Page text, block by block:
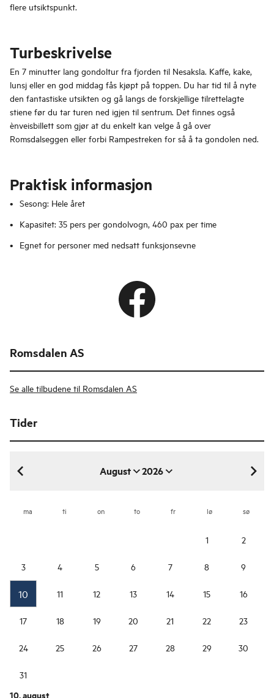
flere utsiktspunkt.
Turbeskrivelse
En 7 minutter lang gondoltur fra fjorden til Nesaksla. Kaffe, kake,
lunsj eller en god middag fås kjøpt på toppen. Du har tid til å nyte
den fantastiske utsikten og gå langs de forskjellige tilrettelagte
stiene før du tar turen ned igjen til sentrum. Det finnes også
ènveisbillett som gjør at du enkelt kan velge å gå over
Romsdalseggen eller forbi Rampestreken for så å ta gondolen ned.
Praktisk informasjon
Sesong: Hele året
Kapasitet: 35 pers per gondolvogn, 460 pax per time
Egnet for personer med nedsatt funksjonsevne
Romsdalen AS
Se alle tilbudene til Romsdalen AS
Tider
August 2026
august 2026
ma ti on to fr lø sø
1 2
3 4 5 6 7 8 9
10 11 12 13 14 15 16
17 18 19 20 21 22 23
24 25 26 27 28 29 30
31
10. august